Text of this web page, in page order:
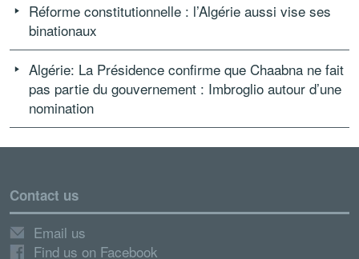
Réforme constitutionnelle : l’Algérie aussi vise ses
binationaux
Algérie: La Présidence confirme que Chaabna ne fait
pas partie du gouvernement : Imbroglio autour d’une
nomination
Contact us
Email us
Find us on Facebook